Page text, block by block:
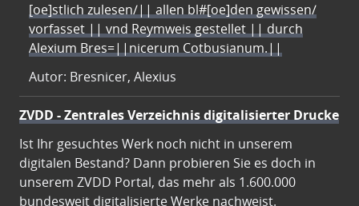
[oe]stlich zulesen/|| allen bl#[oe]den gewissen/
vorfasset || vnd Reymweis gestellet || durch
Alexium Bres=||nicerum Cotbusianum.||
Autor: Bresnicer, Alexius
ZVDD - Zentrales Verzeichnis digitalisierter Drucke
Ist Ihr gesuchtes Werk noch nicht in unserem
digitalen Bestand? Dann probieren Sie es doch in
unserem ZVDD Portal, das mehr als 1.600.000
bundesweit digitalisierte Werke nachweist.